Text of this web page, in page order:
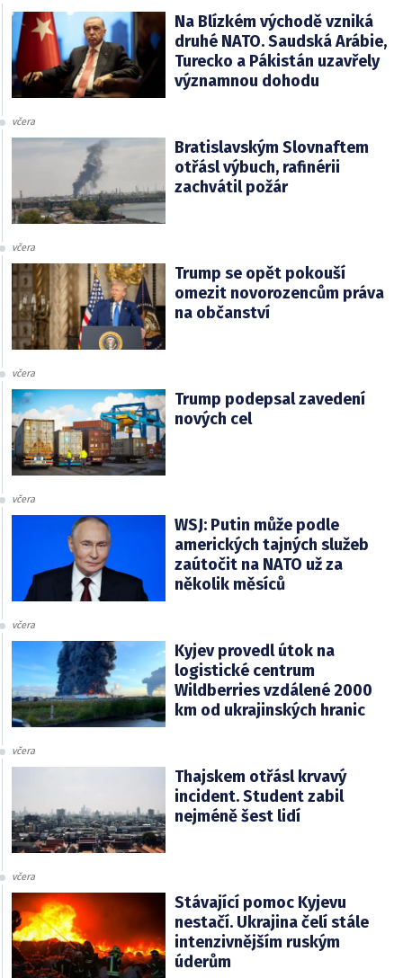
Na Blízkém východě vzniká
druhé NATO. Saudská Arábie,
Turecko a Pákistán uzavřely
významnou dohodu
včera
Bratislavským Slovnaftem
otřásl výbuch, rafinérii
zachvátil požár
včera
Trump se opět pokouší
omezit novorozencům práva
na občanství
včera
Trump podepsal zavedení
nových cel
včera
WSJ: Putin může podle
amerických tajných služeb
zaútočit na NATO už za
několik měsíců
včera
Kyjev provedl útok na
logistické centrum
Wildberries vzdálené 2000
km od ukrajinských hranic
včera
Thajskem otřásl krvavý
incident. Student zabil
nejméně šest lidí
včera
Stávající pomoc Kyjevu
nestačí. Ukrajina čelí stále
intenzivnějším ruským
úderům